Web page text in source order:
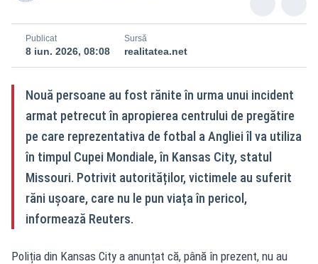
Publicat
8 iun. 2026, 08:08
Sursă
realitatea.net
Nouă persoane au fost rănite în urma unui incident
armat petrecut în apropierea centrului de pregătire
pe care reprezentativa de fotbal a Angliei îl va utiliza
în timpul Cupei Mondiale, în Kansas City, statul
Missouri. Potrivit autorităților, victimele au suferit
răni ușoare, care nu le pun viața în pericol,
informează Reuters.
Poliția din Kansas City a anunțat că, până în prezent, nu au